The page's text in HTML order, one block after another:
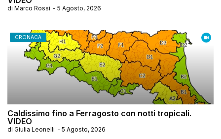
di Marco Rossi - 5 Agosto, 2026
CRONACA
Caldissimo fino a Ferragosto con notti tropicali.
VIDEO
di Giulia Leonelli - 5 Agosto, 2026